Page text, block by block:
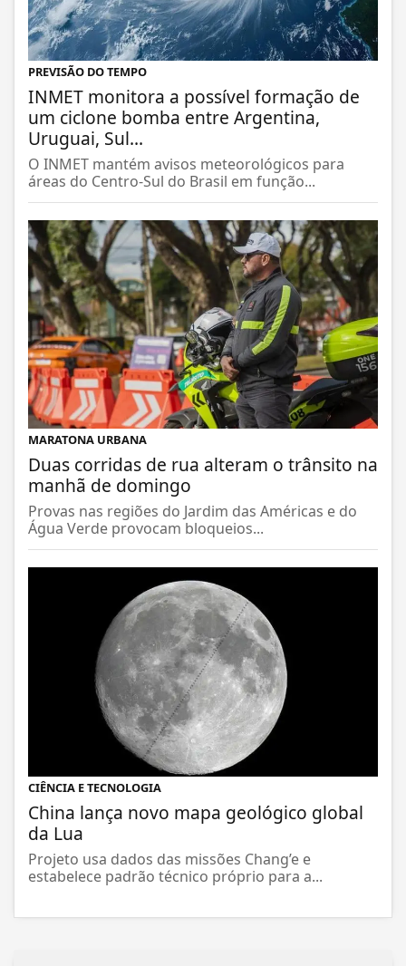
PREVISÃO DO TEMPO
INMET monitora a possível formação de
um ciclone bomba entre Argentina,
Uruguai, Sul...
O INMET mantém avisos meteorológicos para
áreas do Centro-Sul do Brasil em função...
MARATONA URBANA
Duas corridas de rua alteram o trânsito na
manhã de domingo
Provas nas regiões do Jardim das Américas e do
Água Verde provocam bloqueios...
CIÊNCIA E TECNOLOGIA
China lança novo mapa geológico global
da Lua
Projeto usa dados das missões Chang’e e
estabelece padrão técnico próprio para a...